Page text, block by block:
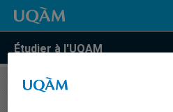
Étudier à l'UQAM
COURS//